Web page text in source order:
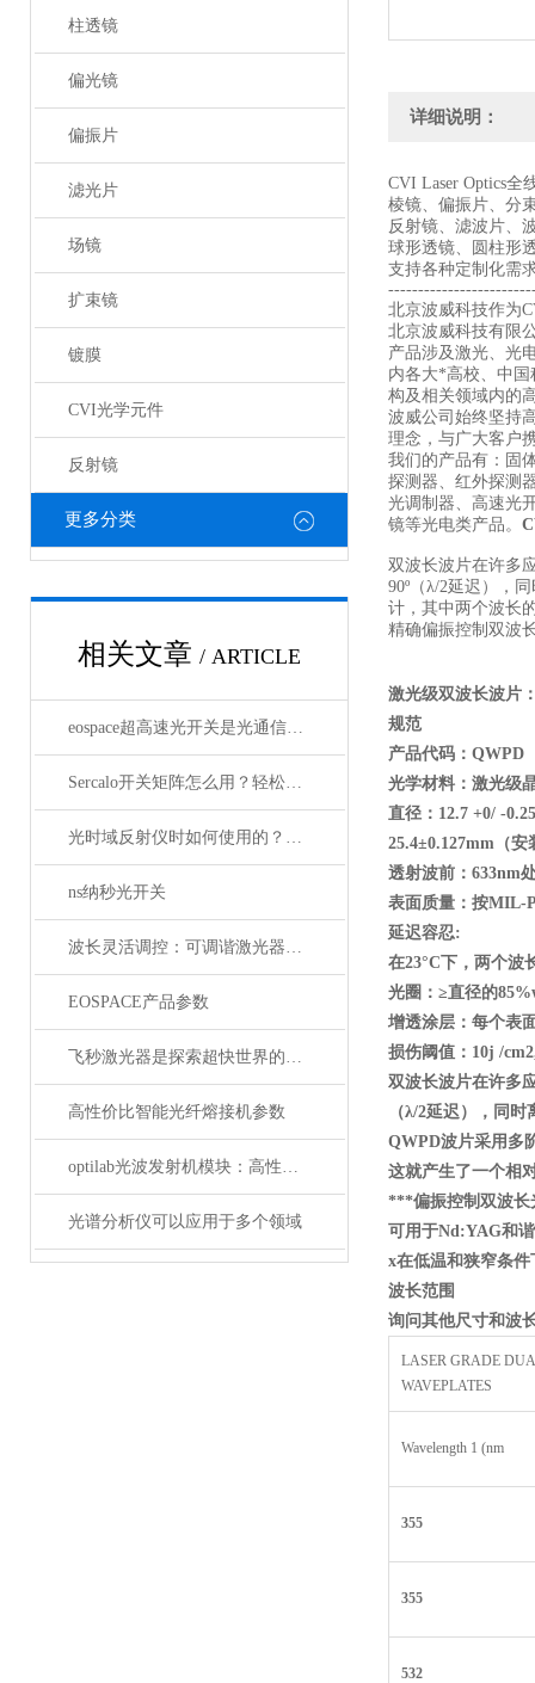
柱透镜
偏光镜
偏振片
滤光片
场镜
扩束镜
镀膜
CVI光学元件
反射镜
更多分类
相关文章 / ARTICLE
eospace超高速光开关是光通信领域的革新之作
Sercalo开关矩阵怎么用？轻松实现光路智能切换
光时域反射仪时如何使用的？使用时又要注意哪些事项？
ns纳秒光开关
波长灵活调控：可调谐激光器在WDM系统中的应用解析
EOSPACE产品参数
飞秒激光器是探索超快世界的利器
高性价比智能光纤熔接机参数
optilab光波发射机模块：高性能通信的核心组件
光谱分析仪可以应用于多个领域
详细说明：
CVI Laser Optics全
棱镜、偏振片、分
反射镜、滤波片、
球形透镜、圆柱形
支持各种定制化需
北京波威科技作为
北京波威科技有限
产品涉及激光、光
内各大*高校、中
构及相关领域内的
波威公司始终坚持
理念，与广大客户
我们的产品有：固
探测器、红外探测
光调制器、高速光
镜等光电类产品。
双波长波片在许多
90º（λ/2延迟），
计，其中两个波长
精确偏振控制双波
激光级双波长波片
规范
产品代码：QWPD
光学材料：激光级
直径：12.7 +0/ -
25.4±0.127mm （
透射波前：633nm
表面质量：按MIL-
延迟容忍:
在23°C下，两个波
光圈：≥直径的
增透涂层：每个表
损伤阈值：10j /
双波长波片在许多
（λ/2延迟），同时
QWPD波片采用多
这就产生了一个相
***偏振控制双波长
可用于Nd:YAG和
x在低温和狭窄条件
波长范围
询问其他尺寸和波
LASER GRADE
WAVEPLATES
Wavelength 1 (nm
355
355
532